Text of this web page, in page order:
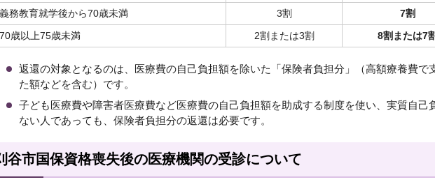
義務教育就学後から70歳未満
3割
7割
70歳以上75歳未満
2割または3割 8割または7
返還の対象となるのは、医療費の自己負担額を除いた「保険者負担分」（高額療養費で
た額などを含む）です。
子ども医療費や障害者医療費など医療費の自己負担額を助成する制度を使い、実質自己
ない人であっても、保険者負担分の返還は必要です。
谷市国保資格喪失後の医療機関の受診について